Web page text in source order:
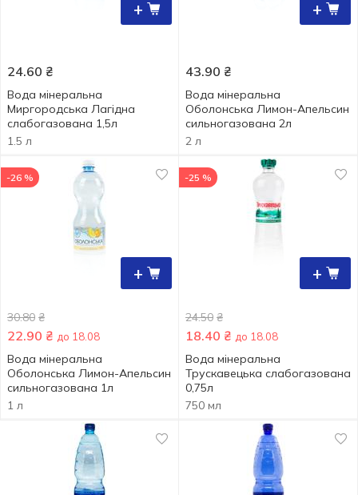
+
24.60 ₴
Вода мінеральна
Миргородська Лагідна
слабогазована 1,5л
1.5 л
+
43.90 ₴
Вода мінеральна
Оболонська Лимон-Апельсин
сильногазована 2л
2 л
+
-26 %
30.80 ₴
22.90 ₴ до 18.08
Вода мінеральна
Оболонська Лимон-Апельсин
сильногазована 1л
1 л
+
-25 %
24.50 ₴
18.40 ₴ до 18.08
Вода мінеральна
Трускавецька слабогазована
0,75л
750 мл